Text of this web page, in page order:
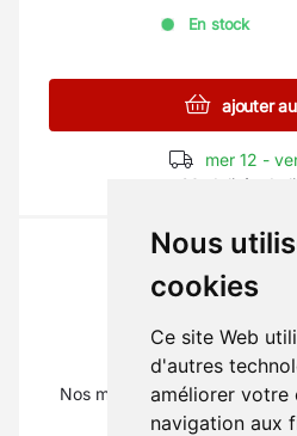
Nous
cookies
Ce site Web
d'autres
améliorer votre
navigation aux
En stock
ajouter
mer 12 -
Modalités de
La pièce qu'il
Nos mécaniciens vous
(Tapez